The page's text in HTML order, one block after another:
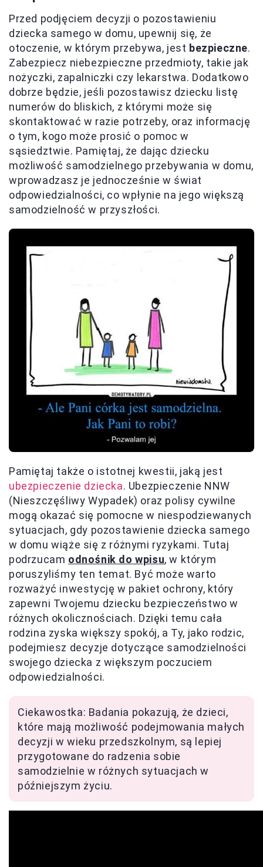
Przed podjęciem decyzji o pozostawieniu
dziecka samego w domu, upewnij się, że
otoczenie, w którym przebywa, jest bezpieczne.
Zabezpiecz niebezpieczne przedmioty, takie jak
nożyczki, zapalniczki czy lekarstwa. Dodatkowo
dobrze będzie, jeśli pozostawisz dziecku listę
numerów do bliskich, z którymi może się
skontaktować w razie potrzeby, oraz informację
o tym, kogo może prosić o pomoc w
sąsiedztwie. Pamiętaj, że dając dziecku
możliwość samodzielnego przebywania w domu,
wprowadzasz je jednocześnie w świat
odpowiedzialności, co wpłynie na jego większą
samodzielność w przyszłości.
Pamiętaj także o istotnej kwestii, jaką jest
ubezpieczenie dziecka. Ubezpieczenie NNW
(Nieszczęśliwy Wypadek) oraz polisy cywilne
mogą okazać się pomocne w niespodziewanych
sytuacjach, gdy pozostawienie dziecka samego
w domu wiąże się z różnymi ryzykami. Tutaj
podrzucam odnośnik do wpisu, w którym
poruszyliśmy ten temat. Być może warto
rozważyć inwestycję w pakiet ochrony, który
zapewni Twojemu dziecku bezpieczeństwo w
różnych okolicznościach. Dzięki temu cała
rodzina zyska większy spokój, a Ty, jako rodzic,
podejmiesz decyzje dotyczące samodzielności
swojego dziecka z większym poczuciem
odpowiedzialności.
Ciekawostka: Badania pokazują, że dzieci,
które mają możliwość podejmowania małych
decyzji w wieku przedszkolnym, są lepiej
przygotowane do radzenia sobie
samodzielnie w różnych sytuacjach w
późniejszym życiu.